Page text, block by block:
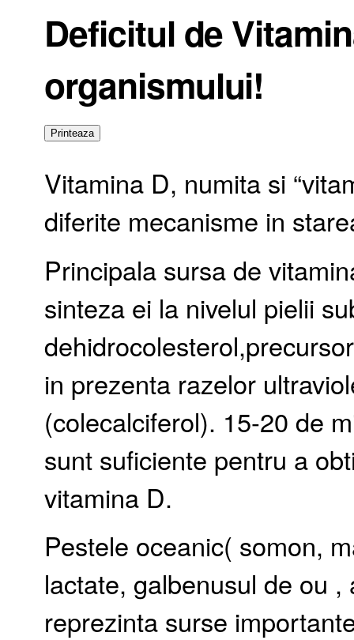
Deficitul de
organismului!
Vitamina D, numita si
diferite mecanisme in
Principala sursa de
sinteza ei la nivelul pielii
in prezenta razelor
(colecalciferol). 15-20 de
sunt suficiente pentru a
vitamina D.
Pestele oceanic( somon,
lactate, galbenusul de ou
reprezinta surse